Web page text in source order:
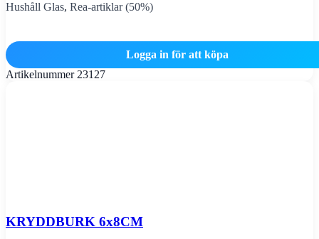
Hushåll Glas, Rea-artiklar (50%)
Logga in för att köpa
Artikelnummer 23127
KRYDDBURK 6x8CM